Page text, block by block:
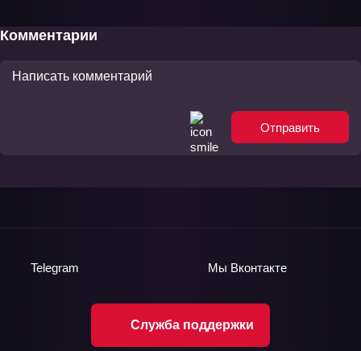
Комментарии
Отправить
Служба поддержки
Telegram Мы Вконтакте